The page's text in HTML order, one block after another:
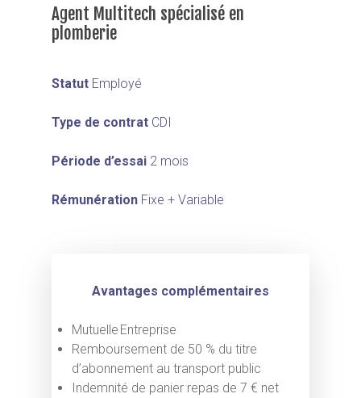
Agent Multitech spécialisé en
plomberie
Statut Employé
Type de contrat CDI
Période d’essai 2 mois
Rémunération Fixe + Variable
Avantages complémentaires
Mutuelle Entreprise
Remboursement de 50 % du titre
d’abonnement au transport public
Indemnité de panier repas de 7 € net